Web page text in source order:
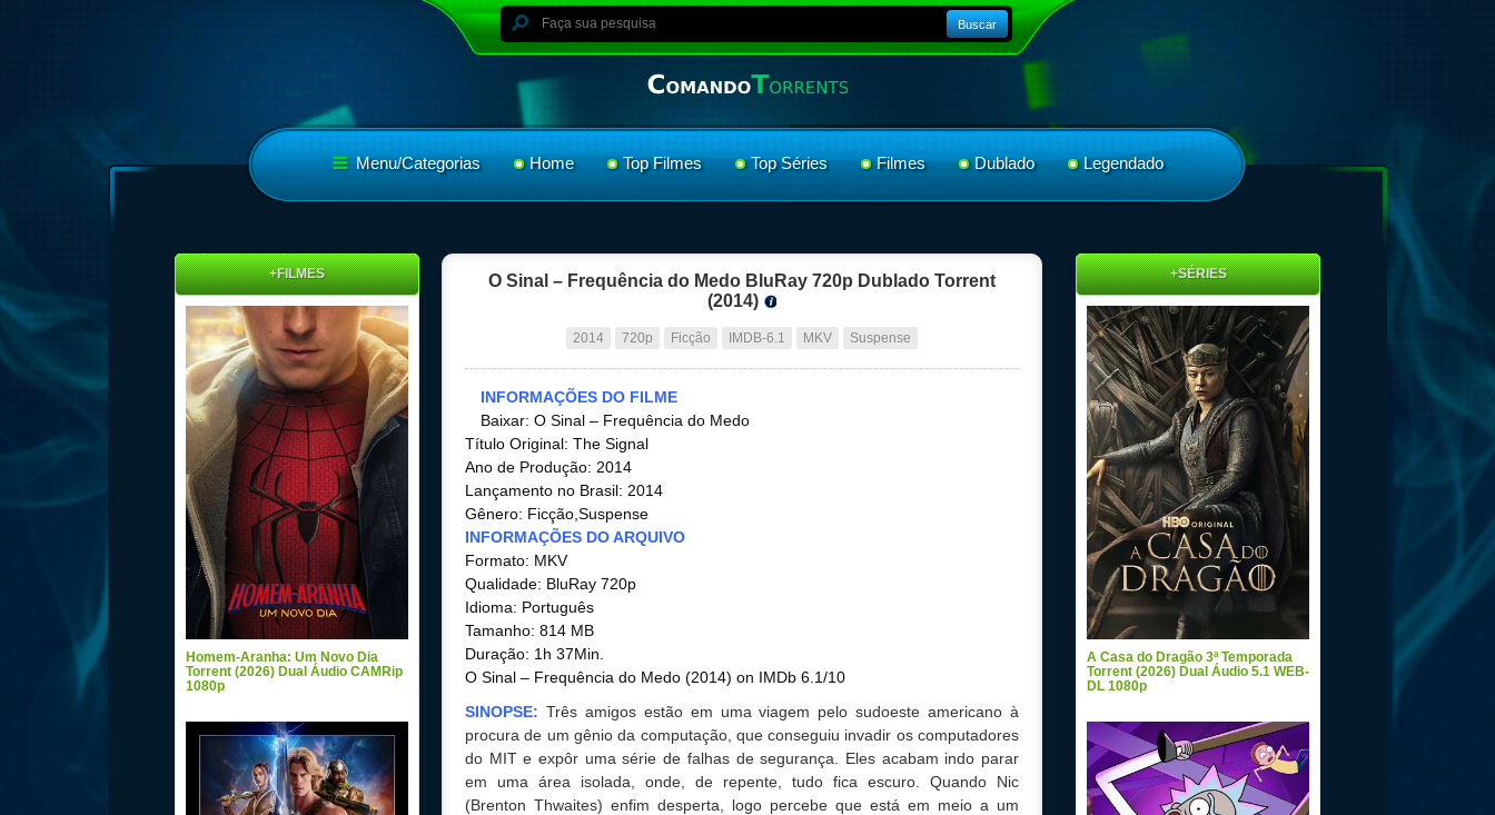
Buscar
Menu/Categorias Home Top Filmes Top Séries Filmes Dublado Legendado
O Sinal – Frequência do Medo BluRay 720p Dublado Torrent
(2014)
2014 720p Ficção IMDB-6.1 MKV Suspense
INFORMAÇÕES DO FILME
Baixar: O Sinal – Frequência do Medo
Título Original: The Signal
Ano de Produção: 2014
Lançamento no Brasil: 2014
Gênero: Ficção,Suspense
INFORMAÇÕES DO ARQUIVO
Formato: MKV
Qualidade: BluRay 720p
Idioma: Português
Tamanho: 814 MB
Duração: 1h 37Min.
O Sinal – Frequência do Medo (2014) on IMDb 6.1/10
SINOPSE: Três amigos estão em uma viagem pelo sudoeste americano à
procura de um gênio da computação, que conseguiu invadir os computadores
do MIT e expôr uma série de falhas de segurança. Eles acabam indo parar
em uma área isolada, onde, de repente, tudo fica escuro. Quando Nic
(Brenton Thwaites) enfim desperta, logo percebe que está em meio a um
+FILMES
Homem-Aranha: Um Novo Dia
Torrent (2026) Dual Áudio CAMRip
1080p
+SÉRIES
A Casa do Dragão 3ª Temporada
Torrent (2026) Dual Áudio 5.1 WEB-
DL 1080p